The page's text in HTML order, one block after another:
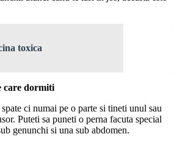
toxica
care dormiti
ci numai pe o parte si tineti unul sau
Puteti sa puneti o perna facuta special
genunchi si una sub abdomen.